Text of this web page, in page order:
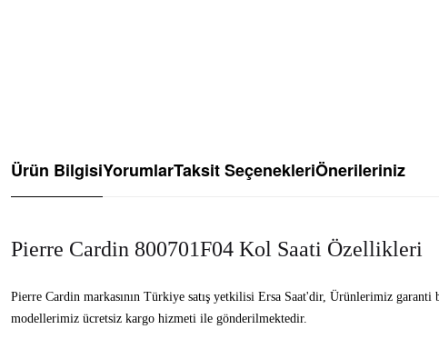
Ürün BilgisiYorumlarTaksit SeçenekleriÖnerileriniz
Pierre Cardin 800701F04 Kol Saati Özellikleri
Pierre Cardin markasının Türkiye satış yetkilisi Ersa Saat'dir, Ürünlerimiz
modellerimiz ücretsiz kargo hizmeti ile gönderilmektedir.